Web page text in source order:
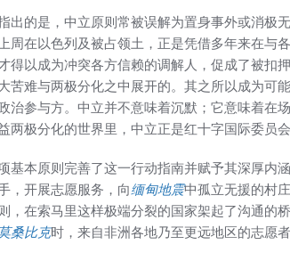
出的是，中立原则常被误解为置身事外或消极
周在以色列及被占领土，正是凭借多年来在与
得以成为冲突各方信赖的调解人，促成了被扣
苦难与两极分化之中展开的。其之所以成为可
治参与方。中立并不意味着沉默；它意味着在
两极分化的世界里，中立正是红十字国际委员
基本原则完善了这一行动指南并赋予其深厚内
，开展志愿服务，向缅甸地震中孤立无援的村
，在索马里这样极端分裂的国家架起了沟通的
桑比克时，来自非洲各地乃至更远地区的志愿